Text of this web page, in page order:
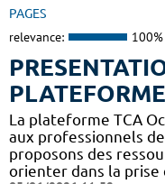
PAGES
relevance: 100%
PLATEFORME
La plateforme TCA
aux professionnels
proposons des
orienter dans la prise